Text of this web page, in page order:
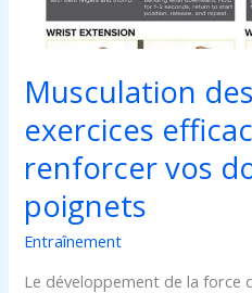
Musculation
exercices
renforcer vos
poignets
Entraînement
Le développement de la force
doigts
poignets